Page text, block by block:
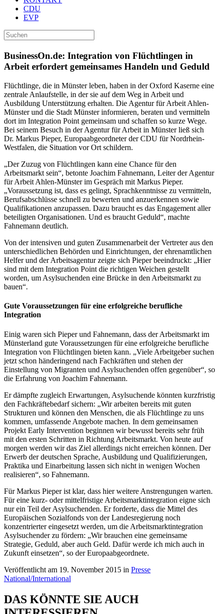
CDU
EVP
BusinessOn.de: Integration von Flüchtlingen in
Arbeit erfordert gemeinsames Handeln und Geduld
Flüchtlinge, die in Münster leben, haben in der Oxford Kaserne eine
zentrale Anlaufstelle, in der sie auf dem Weg in Arbeit und
Ausbildung Unterstützung erhalten. Die Agentur für Arbeit Ahlen-
Münster und die Stadt Münster informieren, beraten und vermitteln
dort im Integration Point gemeinsam und schaffen so kurze Wege.
Bei seinem Besuch in der Agentur für Arbeit in Münster ließ sich
Dr. Markus Pieper, Europaabgeordneter der CDU für Nordrhein-
Westfalen, die Situation vor Ort schildern.
„Der Zuzug von Flüchtlingen kann eine Chance für den
Arbeitsmarkt sein“, betonte Joachim Fahnemann, Leiter der Agentur
für Arbeit Ahlen-Münster im Gespräch mit Markus Pieper.
„Voraussetzung ist, dass es gelingt, Sprachkenntnisse zu vermitteln,
Berufsabschlüsse schnell zu bewerten und anzuerkennen sowie
Qualifikationen anzupassen. Dazu braucht es das Engagement aller
beteiligten Organisationen. Und es braucht Geduld“, machte
Fahnemann deutlich.
Von der intensiven und guten Zusammenarbeit der Vertreter aus den
unterschiedlichen Behörden und Einrichtungen, der ehrenamtlichen
Helfer und der Arbeitsagentur zeigte sich Pieper beeindruckt: „Hier
sind mit dem Integration Point die richtigen Weichen gestellt
worden, um Asylsuchenden eine Brücke in den Arbeitsmarkt zu
bauen“.
Gute Voraussetzungen für eine erfolgreiche berufliche
Integration
Einig waren sich Pieper und Fahnemann, dass der Arbeitsmarkt im
Münsterland gute Voraussetzungen für eine erfolgreiche berufliche
Integration von Flüchtlingen bieten kann. „Viele Arbeitgeber suchen
jetzt schon händeringend nach Fachkräften und stehen der
Einstellung von Migranten und Asylsuchenden offen gegenüber“, so
die Erfahrung von Joachim Fahnemann.
Er dämpfte zugleich Erwartungen, Asylsuchende könnten kurzfristig
den Fachkräftebedarf sichern: „Wir arbeiten bereits mit guten
Strukturen und können den Menschen, die als Flüchtlinge zu uns
kommen, umfassende Angebote machen. In dem gemeinsamen
Projekt Early Intervention beginnen wir bewusst bereits sehr früh
mit den ersten Schritten in Richtung Arbeitsmarkt. Von heute auf
morgen werden wir das Ziel allerdings nicht erreichen können. Der
Erwerb der deutschen Sprache, Ausbildung und Qualifizierungen,
Praktika und Einarbeitung lassen sich nicht in wenigen Wochen
realisieren“, so Fahnemann.
FürMarkus Pieperist klar, dass hier weitere Anstrengungen warten.
Für eine kurz- oder mittelfristige Arbeitsmarktintegration eigne sich
nur ein Teil der Asylsuchenden. Er forderte, dass die Mittel des
Europäischen Sozialfonds von der Landesregierung noch
konzentrierter eingesetzt werden, um die Arbeitsmarktintegration
Asylsuchender zu fördern: „Wir brauchen eine gemeinsame
Strategie, Geduld, aber auch Geld. Dafür werde ich mich auch in
Zukunft einsetzen“, so der Europaabgeordnete.
Veröffentlicht am 19. November 2015 in Presse
National/International
DAS KÖNNTE SIE AUCH